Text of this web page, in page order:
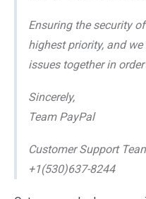
Ensuring the security
highest priority, and
issues together in
Sincerely,
Team PayPal
Customer Support
+1(530)637-8244